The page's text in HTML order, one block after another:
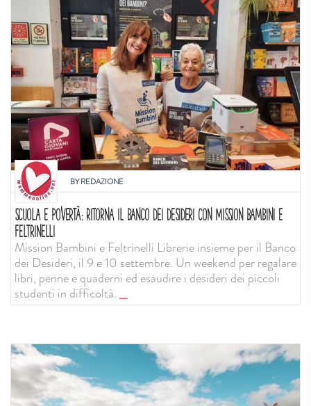
BYREDAZIONE
SCUOLA E POVERTÀ: RITORNA IL BANCO DEI DESIDERI CON MISSION BAMBINI E
FELTRINELLI
Mission Bambini e Feltrinelli Librerie insieme per il Banco
dei Desideri, il 9 e 10 settembre. Un weekend per regalare
libri, penne e quaderni ed esaudire i desideri dei piccoli
studenti in difficoltà....